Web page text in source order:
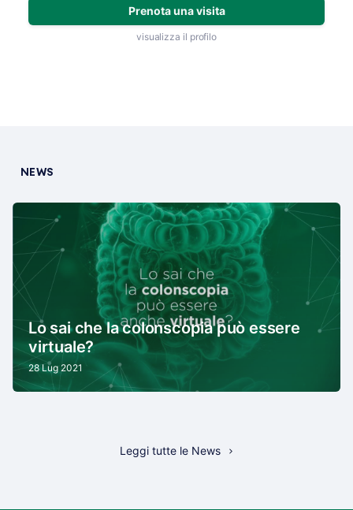
Prenota una visita
visualizza il profilo
NEWS
Lo sai che la colonscopia può essere
virtuale?
28 Lug 2021
Leggi tutte le News